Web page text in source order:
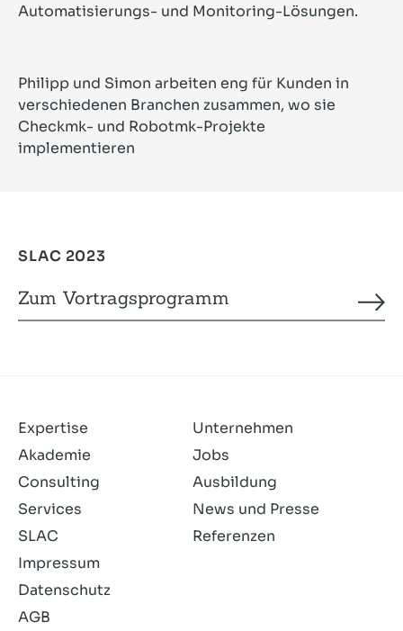
Automatisierungs- und Monitoring-Lösungen.
Philipp und Simon arbeiten eng für Kunden in
verschiedenen Branchen zusammen, wo sie
Checkmk- und Robotmk-Projekte
implementieren
SLAC 2023
Zum Vortragsprogramm
Expertise
Akademie
Consulting
Services
SLAC
Unternehmen
Jobs
Ausbildung
News und Presse
Referenzen
Impressum
Datenschutz
AGB